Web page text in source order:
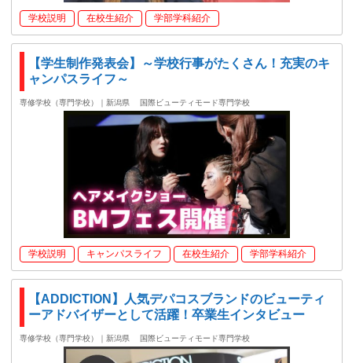
学校説明 在校生紹介 学部学科紹介
【学生制作発表会】～学校行事がたくさん！充実のキ
ャンパスライフ～
専修学校（専門学校）｜新潟県 国際ビューティモード専門学校
学校説明 キャンパスライフ 在校生紹介 学部学科紹介
【ADDICTION】人気デパコスブランドのビューティ
ーアドバイザーとして活躍！卒業生インタビュー
専修学校（専門学校）｜新潟県 国際ビューティモード専門学校